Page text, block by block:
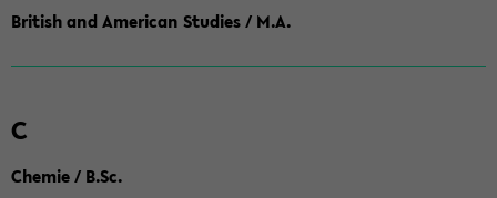
British and American Studies / M.A.
C
Chemie / B.Sc.